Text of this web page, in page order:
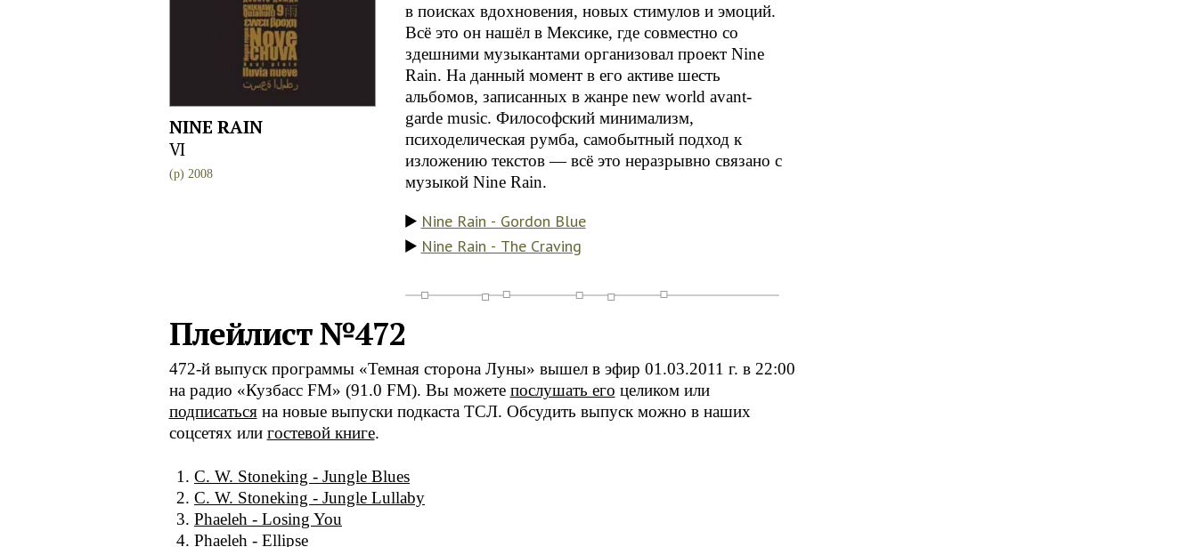
NINE RAIN
VI
(p) 2008
в поисках вдохновения, новых стимулов и эмоций.
Всё это он нашёл в Мексике, где совместно со
здешними музыкантами организовал проект Nine
Rain. На данный момент в его активе шесть
альбомов, записанных в жанре new world avant-
garde music. Философский минимализм,
психоделическая румба, самобытный подход к
изложению текстов — всё это неразрывно связано с
музыкой Nine Rain.
Nine Rain - Gordon Blue
Nine Rain - The Craving
Плейлист №472
472-й выпуск программы «Темная сторона Луны» вышел в эфир 01.03.2011 г. в 22:00
на радио «Кузбасс FM» (91.0 FM). Вы можете послушать его целиком или
подписатьсяна новые выпуски подкаста ТСЛ. Обсудить выпуск можно в наших
соцсетях или гостевой книге.
C. W. Stoneking - Jungle Blues
C. W. Stoneking - Jungle Lullaby
Phaeleh - Losing You
Phaeleh - Ellipse